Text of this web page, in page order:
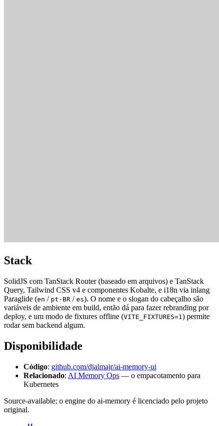
Stack
SolidJS com TanStack Router (baseado em arquivos) e TanStack
Query, Tailwind CSS v4 e componentes Kobalte, e i18n via inlang
Paraglide (en / pt-BR / es). O nome e o slogan do cabeçalho são
variáveis de ambiente em build, então dá para fazer rebranding por
deploy, e um modo de fixtures offline (VITE_FIXTURES=1) permite
rodar sem backend algum.
Disponibilidade
Código: github.com/djalmajr/ai-memory-ui
Relacionado: AI Memory Ops — o empacotamento para
Kubernetes
Source-available; o engine do ai-memory é licenciado pelo projeto
original.